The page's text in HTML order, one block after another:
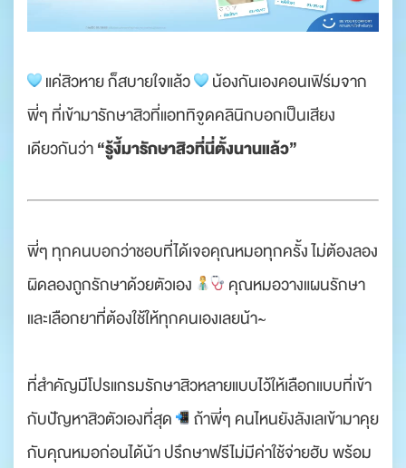
แค่สิวหาย ก็สบายใจแล้ว
น้องกันเองคอนเฟิร์มจาก
พี่ๆ ที่เข้ามารักษาสิวที่แอททิจูดคลินิกบอกเป็นเสียง
เดียวกันว่า“รู้งี้มารักษาสิวที่นี่ตั้งนานแล้ว”
พี่ๆ ทุกคนบอกว่าชอบที่ได้เจอคุณหมอทุกครั้ง ไม่ต้องลอง
ผิดลองถูกรักษาด้วยตัวเอง
คุณหมอวางแผนรักษา
และเลือกยาที่ต้องใช้ให้ทุกคนเองเลยน้า~
ที่สำคัญมีโปรแกรมรักษาสิวหลายแบบไว้ให้เลือกแบบที่เข้า
กับปัญหาสิวตัวเองที่สุด
ถ้าพี่ๆ คนไหนยังลังเลเข้ามาคุย
กับคุณหมอก่อนได้น้า ปรึกษาฟรีไม่มีค่าใช้จ่ายฮับ พร้อม